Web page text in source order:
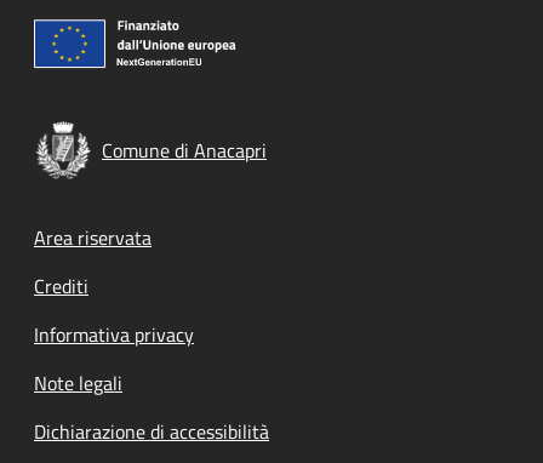
Comune di Anacapri
Footer menu
Area riservata
Crediti
Informativa privacy
Note legali
Dichiarazione di accessibilità